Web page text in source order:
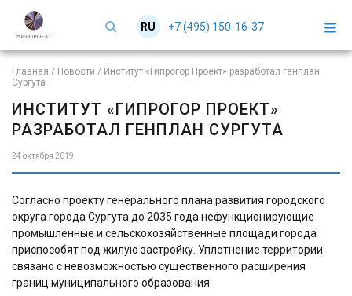
EN
RU +7 (495) 150-16-37
Главная / Новости / Институт «Гипрогор Проект» разработал генплан
Сургута
ИНСТИТУТ «ГИПРОГОР ПРОЕКТ»
РАЗРАБОТАЛ ГЕНПЛАН СУРГУТА
24 октября 2019
Согласно проекту генерального плана развития городского
округа города Сургута до 2035 года нефункционирующие
промышленные и сельскохозяйственные площади города
приспособят под жилую застройку. Уплотнение территории
связано с невозможностью существенного расширения
границ муниципального образования.